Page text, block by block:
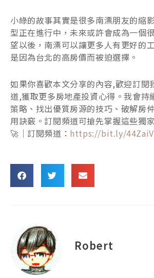
小綠的故事其實是很多南漂朋友的縮
型正在進行中，未來或許會成為一個
望以後，南漂可以讓更多人有更好的
是因為台北的高房價而被迫選擇。
如果你喜歡本文分享的內容,歡迎訂
道,獲取更多房地產投資心得。我會持
策略、找出優質房源的技巧、破解房
用訣竅。訂閱頻道可搶先掌握這些獨
🚀｜訂閱頻道： https://bit.ly/
Robert